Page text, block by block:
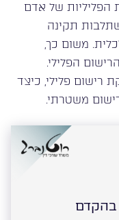
הפליליות של אדם
תקינה
משום כך,
הפלילי.
רישום פלילי, כיצד
משטרתי.
בהקדם